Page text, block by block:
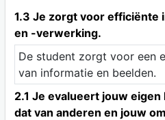
1.3 Je zorgt voor
en -verwerking.
De student zorgt voor een
van informatie en beelden.
2.1 Je evalueert jouw
dat van anderen en jouw